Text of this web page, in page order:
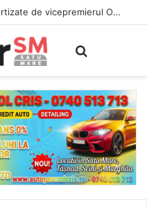
26 primării din Satu Mare, avertizate de vicepremierul Oana Gheorghiu: Dacă nu se înscriu în Ghișeul.ro, pierd bani de la bugetul de stat